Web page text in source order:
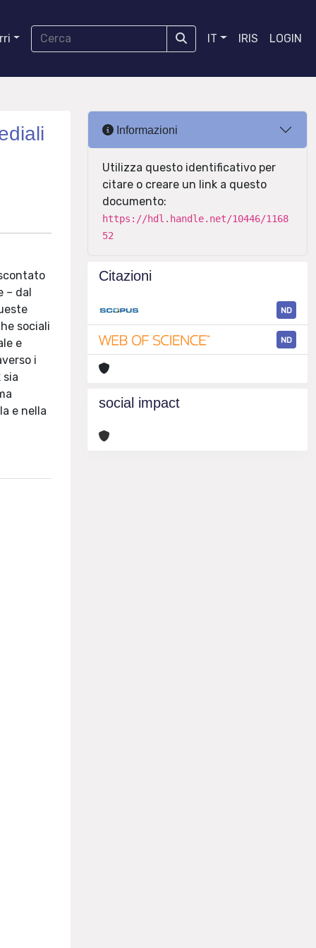
IT IRIS LOGIN
– dal
sociali
e
i
e nella
Informazioni
Utilizza questo identificativo per
citare o creare un link a questo
documento:
https://hdl.handle.net/10446/1168
52
Citazioni
ND
ND
social impact